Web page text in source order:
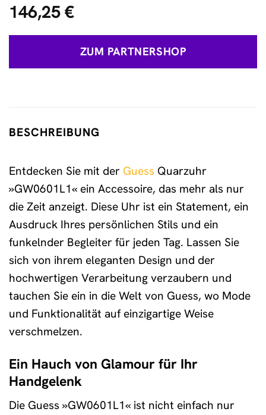
146,25€
ZUM PARTNERSHOP
BESCHREIBUNG
Entdecken Sie mit der Guess Quarzuhr
»GW0601L1« ein Accessoire, das mehr als nur
die Zeit anzeigt. Diese Uhr ist ein Statement, ein
Ausdruck Ihres persönlichen Stils und ein
funkelnder Begleiter für jeden Tag. Lassen Sie
sich von ihrem eleganten Design und der
hochwertigen Verarbeitung verzaubern und
tauchen Sie ein in die Welt von Guess, wo Mode
und Funktionalität auf einzigartige Weise
verschmelzen.
Ein Hauch von Glamour für Ihr
Handgelenk
Die Guess »GW0601L1« ist nicht einfach nur